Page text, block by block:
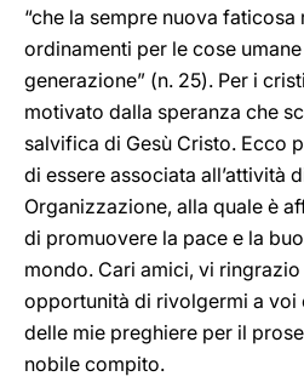
“che la sempre nuova
ordinamenti per le cose
generazione” (n. 25). Per i
motivato dalla speranza che
salvifica di Gesù Cristo. Ecco
di essere associata all’attività
Organizzazione, alla quale è
di promuovere la pace e la
mondo. Cari amici, vi ringrazio
opportunità di rivolgermi a voi
delle mie preghiere per il
nobile compito.